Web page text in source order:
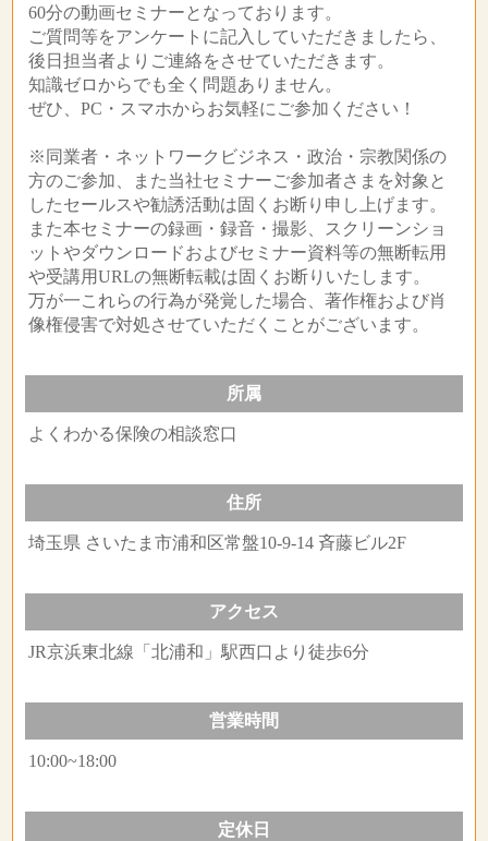
60分の動画セミナーとなっております。
ご質問等をアンケートに記入していただきましたら、
後日担当者よりご連絡をさせていただきます。
知識ゼロからでも全く問題ありません。
ぜひ、PC・スマホからお気軽にご参加ください！
※同業者・ネットワークビジネス・政治・宗教関係の
方のご参加、また当社セミナーご参加者さまを対象と
したセールスや勧誘活動は固くお断り申し上げます。
また本セミナーの録画・録音・撮影、スクリーンショ
ットやダウンロードおよびセミナー資料等の無断転用
や受講用URLの無断転載は固くお断りいたします。
万が一これらの行為が発覚した場合、著作権および肖
像権侵害で対処させていただくことがございます。
所属
よくわかる保険の相談窓口
住所
埼玉県 さいたま市浦和区常盤10-9-14 斉藤ビル2F
アクセス
JR京浜東北線「北浦和」駅西口より徒歩6分
営業時間
10:00~18:00
定休日